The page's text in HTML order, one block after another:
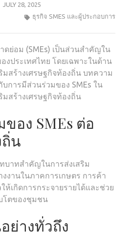
JULY 28, 2025
ธุรกิจ SMES และผู้ประกอบการ
ย่อม (SMEs) เป็นส่วนสำคัญใน
งประเทศไทย โดยเฉพาะในด้าน
มสร้างเศรษฐกิจท้องถิ่น บทความ
บการมีส่วนร่วมของ SMEs ใน
มสร้างเศรษฐกิจท้องถิ่น
อง SMEs ต่อ
น
บาทสำคัญในการส่งเสริม
งานในภาคการเกษตร การค้า
ห้เกิดการกระจายรายได้และช่วย
โตของชุมชน
ย่างทั่วถึง